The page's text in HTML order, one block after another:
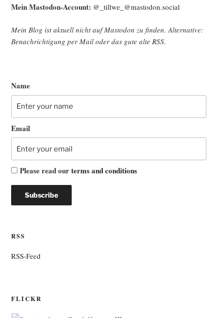
Mein Mast­o­don-Account: @_tillwe_@mastodon.social
Mein Blog ist aktu­ell nicht auf Mast­o­don zu fin­den. Alter­na­ti­ve:
Benach­rich­ti­gung per Mail oder das gute alte RSS.
Name
Email
Please read ourterms and conditions
RSS
RSS-Feed
FLICKR